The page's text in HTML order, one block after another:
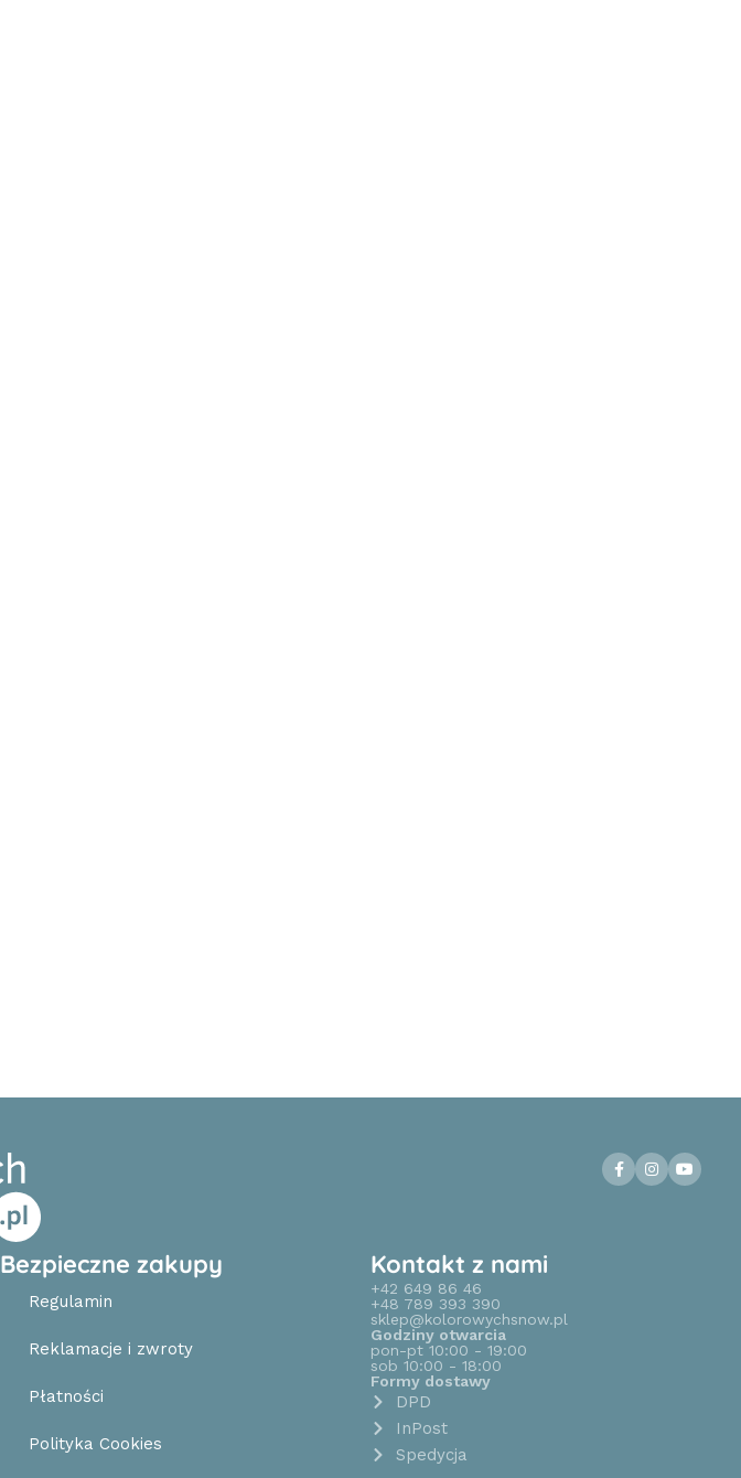
Bezpieczne zakupy
Regulamin
Reklamacje i zwroty
Płatności
Polityka Cookies
Kontakt z nami
+42 649 86 46
+48 789 393 390
sklep@kolorowychsnow.pl
Godziny otwarcia
pon-pt 10:00 - 19:00
sob 10:00 - 18:00
Formy dostawy
DPD
InPost
Spedycja